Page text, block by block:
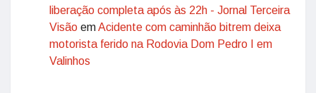
liberação completa após às 22h - Jornal Terceira
Visão emAcidente com caminhão bitrem deixa
motorista ferido na Rodovia Dom Pedro I em
Valinhos